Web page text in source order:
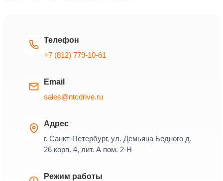
Телефон
+7 (812) 779-10-61
Email
sales@ntcdrive.ru
Адрес
г. Санкт-Петербург, ул. Демьяна Бедного д.
26 корп. 4, лит. А пом. 2-Н
Режим работы